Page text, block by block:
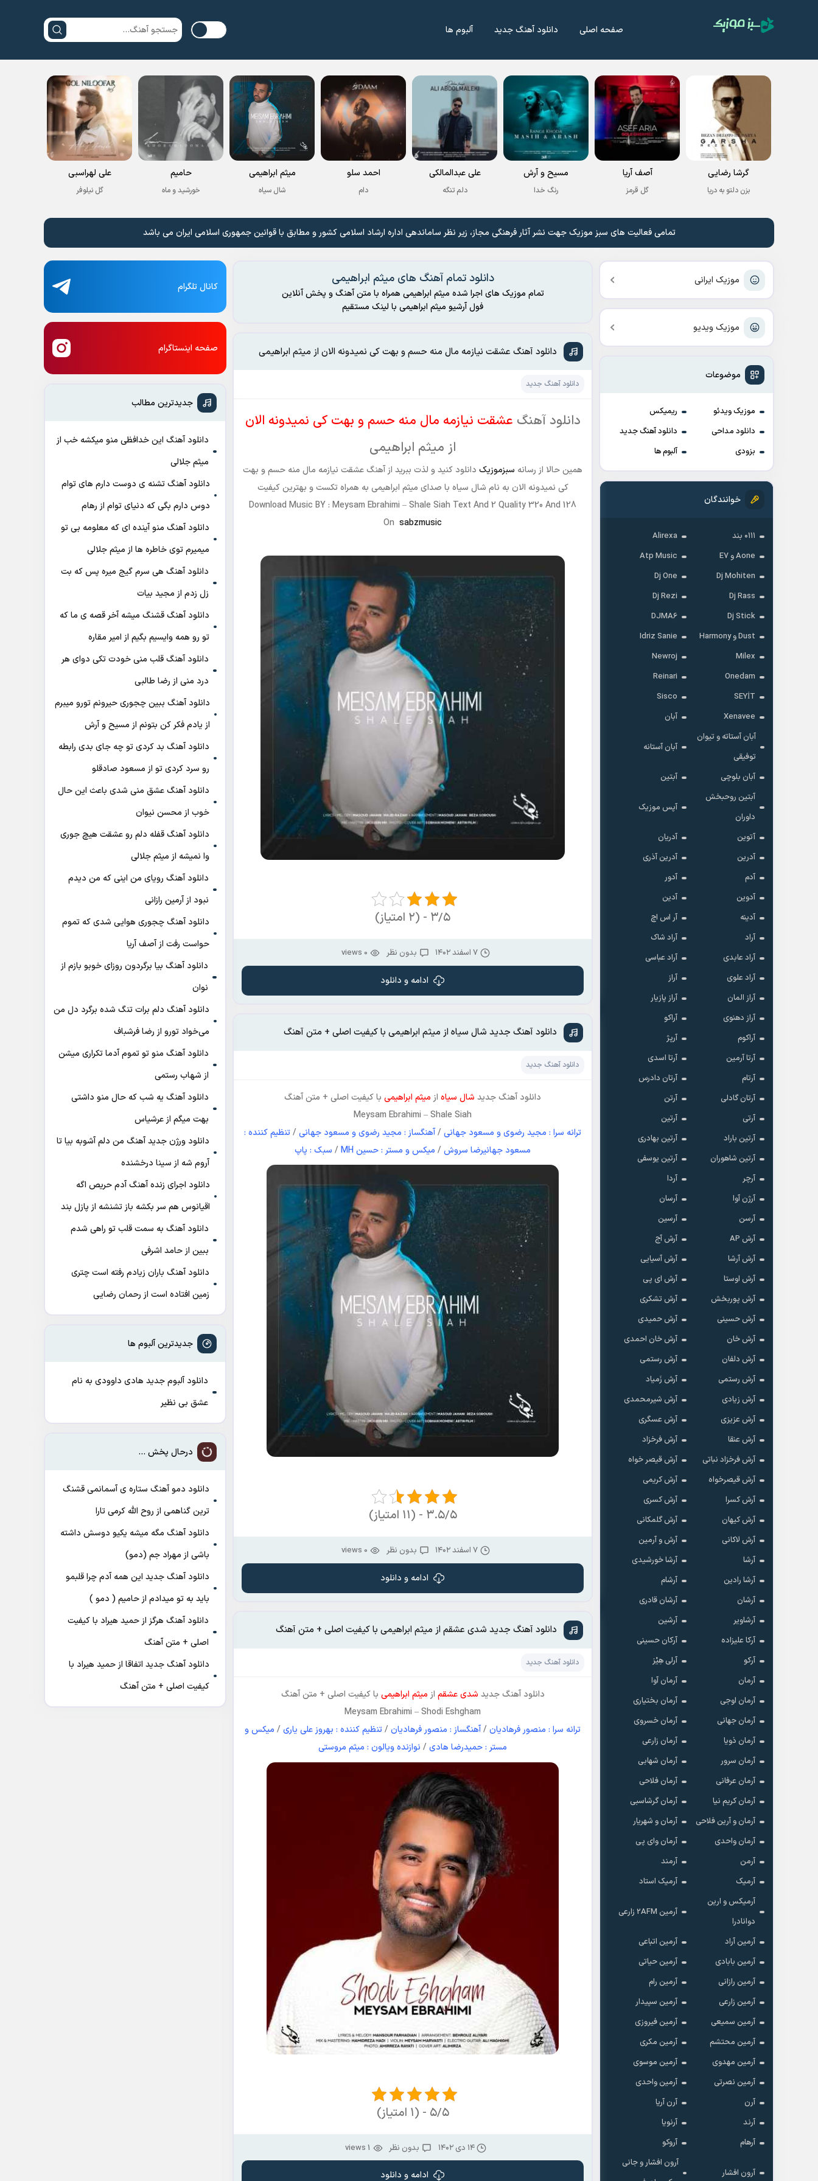
صفحه اصلی دانلود آهنگ جدید آلبوم ها
گرشا رضایی
بزن دلتو به دریا
آصف آریا
گل قرمز
مسیح و آرش
رنگ خدا
علی عبدالمالکی
دلم تنگه
احمد سلو
دام
میثم ابراهیمی
شال سیاه
حامیم
خورشید و ماه
علی لهراسبی
گل نیلوفر
تمامی فعالیت های سبز موزیک جهت نشر آثار فرهنگی مجاز، زیر نظر ساماندهی اداره ارشاد اسلامی کشور و مطابق با قوانین جمهوری اسلامی ایران می باشد
موزیک ایرانی
موزیک ویدیو
موضوعات
موزیک ویدئو
ریمیکس
دانلود مداحی
دانلود آهنگ جدید
بزودی
آلبوم ها
خوانندگان
۰۱۱۱ بند
Alirexa
Aone و E7
Atp Music
Dj Mohiten
Dj One
Dj Rass
Dj Rezi
Dj Stick
DJMA6
Dust و Harmony
Idriz Sanie
Milex
Newroj
Onedam
Reinari
SEYİT
Sisco
Xenavee
آبان
آبان آستاته و تیوان
توفیقی
آبان آستانه
آبان بلوچی
آبتین
آبتین روحبخش
داوران
آپس موزیک
آتوین
آدریان
آدرین
آدرین آذری
آدم
آدور
آدوین
آدین
آدینه
آر اس اچ
آراد
آراد شاک
آراد عابدی
آراد عباسی
آراد علوی
آراز
آراز المان
آراز پازیار
آراز دهنوی
آراکو
آراکوم
آرپژ
آرتا آرمین
آرتا اسدی
آرتام
آرتان دادرس
آرتان گادلی
آرتن
آرتی
آرتین
آرتین باراد
آرتین بهادری
آرتین شاهوران
آرتین یوسفی
آرچر
آردا
آرژن آوا
آرسان
آرسن
آرسین
آرش AP
آرش آج
آرش آرشا
آرش آسیایی
آرش اوستا
آرش ای پی
آرش پوربخش
آرش تشکری
آرش حسینی
آرش حمیدی
آرش خان
آرش خان احمدی
آرش دلفان
آرش رستمى
آرش رستمی
آرش زَمیاد
آرش زیادی
آرش شیرمحمدی
آرش عزیزی
آرش عسگری
آرش عنقا
آرش فرخزاد
آرش فرخزاد نباتی
آرش قیصر خواه
آرش قیصرخواه
آرش کریمی
آرش کسرا
آرش کسری
آرش کیهان
آرش گلمکانی
آرش لاکانی
آرش و آرمین
آرشا
آرشا خورشیدی
آرشا رادین
آرشام
آرشان
آرشان قادری
آرشاویر
آرشین
آرکا علیزاده
آرکان حسینی
آرکو
آرلی هِیْز
آرمان
آرمان آوا
آرمان اوجی
آرمان بختیاری
آرمان جهانی
آرمان خسروی
آرمان ذویا
آرمان زارعی
آرمان سرور
آرمان شهابی
آرمان عرفانی
آرمان فلاحی
آرمان کریم نیا
آرمان گرشاسبی
آرمان و آرین فلاحی
آرمان و شهریار
آرمان واحدی
آرمان وای پی
آرمن
آرمند
آرمیک
آرمیک استاد
آرمیکس و ارین
دوانادرا
آرمین 2AFM زارعی
آرمین آراد
آرمین اتباعی
آرمین بابادی
آرمین حیاتی
آرمین رازانی
آرمین رام
آرمین زارعی
آرمین سپیدار
آرمین سمیعی
آرمین فیروزی
آرمین محتشم
آرمین مکری
آرمین مهدوی
آرمین موسوی
آرمین نصرتی
آرمین واحدی
آرن
آرن آریا
آرند
آرنویا
آرهام
آروکو
آرون افشار
آرون افشار و جانی
دانلود تمام آهنگ های میثم ابراهیمی
تمام موزیک های اجرا شده میثم ابراهیمی همراه با متن آهنگ و پخش آنلاین
فول آرشیو میثم ابراهیمی با لینک مستقیم
دانلود آهنگ عشقت نیازمه مال منه حسم و بهت کی نمیدونه الان از میثم ابراهیمی
دانلود آهنگ جدید
دانلود آهنگ عشقت نیازمه مال منه حسم و بهت کی نمیدونه الان
از میثم ابراهیمی
همین حالا از رسانه سبزموزیک دانلود کنید و لذت ببرید از آهنگ عشقت نیازمه مال منه حسم و بهت
کی نمیدونه الان به نام شال سیاه با صدای میثم ابراهیمی به همراه تکست و بهترین کیفیت
Download Music BY : Meysam Ebrahimi – Shale Siah Text And 2 Quality 320 And 128
On sabzmusic
۳/۵ - (۲ امتیاز)
۷ اسفند ۱۴۰۲ بدون نظر 0 views
ادامه و دانلود
دانلود آهنگ جدید شال سیاه از میثم ابراهیمی با کیفیت اصلی + متن آهنگ
دانلود آهنگ جدید
دانلود آهنگ جدید شال سیاه از میثم ابراهیمی با کیفیت اصلی + متن آهنگ
Meysam Ebrahimi –Shale Siah
ترانه سرا : مجید رضوی و مسعود جهانی /آهنگساز : مجید رضوی و مسعود جهانی /تنظیم کننده :
مسعود جهانیرضا سروش / میکس و مستر : حسین MH / سبک : پاپ
۳.۵/۵ - (۱۱ امتیاز)
۷ اسفند ۱۴۰۲ بدون نظر 0 views
ادامه و دانلود
دانلود آهنگ جدید شدی عشقم از میثم ابراهیمی با کیفیت اصلی + متن آهنگ
دانلود آهنگ جدید
دانلود آهنگ جدید شدی عشقم از میثم ابراهیمی با کیفیت اصلی + متن آهنگ
Meysam Ebrahimi –Shodi Eshgham
ترانه سرا : منصور فرهادیان /آهنگساز : منصور فرهادیان /تنظیم کننده : بهروز علی یاری / میکس و
مستر : حمیدرضا هادی / نوازنده ویالون : میثم مروستی
۵/۵ - (۱ امتیاز)
۱۴ دی ۱۴۰۲ بدون نظر 1 views
ادامه و دانلود
کانال تلگرام
صفحه اینستاگرام
جدیدترین مطالب
دانلود آهنگ این خدافظی منو میکشه خب از
میثم جلالی
دانلود آهنگ تشنه ی دوست دارم های توام
دوس دارم بگی که دنیای توام از رهام
دانلود آهنگ منو آینده ای که معلومه بی تو
میمیرم توی خاطره ها از میثم جلالی
دانلود آهنگ هی سرم گیج میره‌ پس که بت
زل زدم از مجید بیات
دانلود آهنگ ﻗﺸﻨﮓ ﻣﻴﺸﻪ آﺧﺮ ﻗﺼﻪ ی ﻣﺎ ﻛﻪ
ﺗﻮ رو ﻫﻤﻪ واﻳﺴﻴﻢ ﺑﮕﻴﻢ از امیر مقاره
دانلود آهنگ قلب منی خودت تکی دوای هر
درد منی از رضا طالبی
دانلود آهنگ ببین چجوری حیرونم تورو میبرم
از یادم فکر کن بتونم از مسیح و آرش
دانلود آهنگ بد کردی تو چه جای بدی رابطه
رو سرد کردی تو از مسعود صادقلو
دانلود آهنگ عشق منی شدی باعث این حال
خوب از محسن نیوان
دانلود آهنگ قفله دلم رو عشقت هیچ جوری
وا نمیشه از میثم جلالی
دانلود آهنگ رویای من اینی که من دیدم
نبود از آرمین رازانی
دانلود آهنگ ﭼﺠﻮری ﻫﻮاﻳﻰ ﺷﺪی ﻛﻪ ﺗﻤﻮم
ﺣﻮاﺳﺖ رﻓﺖ از آصف آریا
دانلود آهنگ بیا برگردون روزای خوبو بازم از
نوان
دانلود آهنگ دلم برات تنگ شده برگرد دل من
می‌خواد تورو از رضا فرشباف
دانلود آهنگ منو تو تموم آدما تکراری میشن
از شهاب رستمی
دانلود آهنگ ﻳﻪ ﺷﺐ ﻛﻪ ﺣﺎل ﻣﻨﻮ داﺷﺘﻰ
ﺑﻬﺖ میگم از عرشیاس
دانلود ورژن جدید آهنگ من دلم آشوبه بیا تا
آروم شه از سینا درخشنده
دانلود اجرای زنده آهنگ آدم حریص اگه
اقیانوس هم سر بکشه باز تشنشه از پازل بند
دانلود آهنگ به سمت قلب تو راهی شدم
ببین از حامد اشرفی
دانلود آهنگ باران زیادم رفته است چتری
زمین افتاده است از رحمان رضایی
جدیدترین آلبوم ها
دانلود آلبوم جدید هادی داوودی به نام
عشق بی نظیر
درحال پخش ...
دانلود دمو آهنگ ﺳﺘﺎره ی آﺳﻤﺎﻧﻤﻰ ﻗﺸﻨﮓ
ﺗﺮﻳﻦ ﮔﻨﺎﻫﻤﻰ از روح الله کرمی تارا
دانلود آهنگ مگه میشه یکیو دوسش داشته
باشی از مهراد جم (دمو)
دانلود آهنگ جدید این همه آدم چرا قلبمو
باید به تو میدادم از حامیم ( دمو )
دانلود آهنگ هرگز از حمید هیراد با کیفیت
اصلی + متن آهنگ
دانلود آهنگ جدید اتفاقا از حمید هیراد با
کیفیت اصلی + متن آهنگ